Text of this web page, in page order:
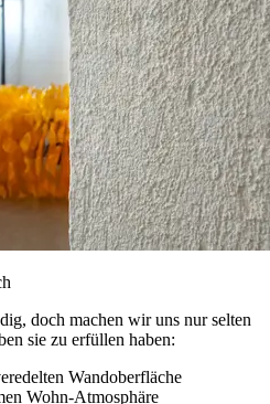
doch machen wir uns nur selten
sie zu erfüllen haben:
Wandoberfläche
Wohn-Atmosphäre